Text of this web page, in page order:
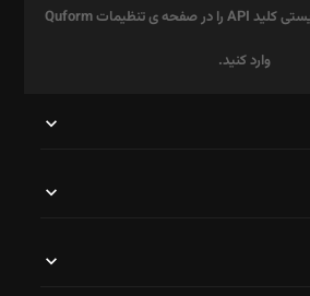
برای استفاده از ریکپچا بایستی کلید API را در صفحه ی تنظیمات Quform
وارد کنید.